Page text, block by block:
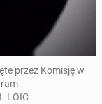
przez Komisję w
LOIC